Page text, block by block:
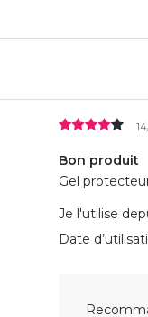
Bon produit
Gel
Je l'utilise
Date